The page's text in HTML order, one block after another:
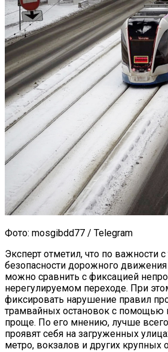
Фото: mosgibdd77 / Telegram
Эксперт отметил, что по важности
безопасности дорожного
можно сравнить с фиксацией
нерегулируемом переходе. При
фиксировать нарушение правил
трамвайных остановок с помощью
проще. По его мнению, лучше
проявят себя на загруженных
метро, вокзалов и других крупных